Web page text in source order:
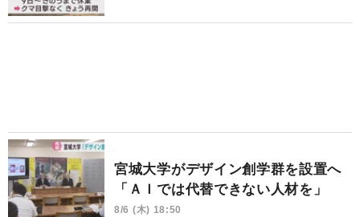
宮城大学がデザイン創学群を設置へ
「ＡＩでは代替できない人材を」
8/6 (木) 18:50